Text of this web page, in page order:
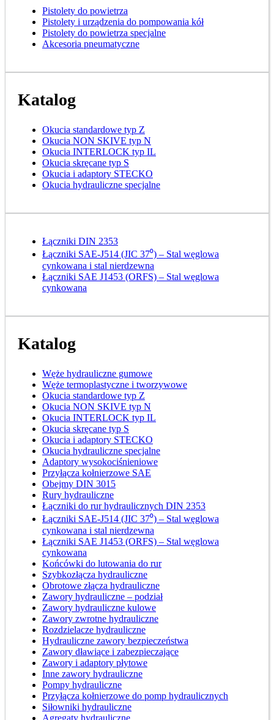
Pistolety do powietrza
Pistolety i urządzenia do pompowania kół
Pistolety do powietrza specjalne
Akcesoria pneumatyczne
Katalog
Okucia standardowe typ Z
Okucia NON SKIVE typ N
Okucia INTERLOCK typ IL
Okucia skręcane typ S
Okucia i adaptory STECKO
Okucia hydrauliczne specjalne
Łączniki DIN 2353
Łączniki SAE-J514 (JIC 37⁰) – Stal węglowa
cynkowana i stal nierdzewna
Łączniki SAE J1453 (ORFS) – Stal węglowa
cynkowana
Katalog
Węże hydrauliczne gumowe
Węże termoplastyczne i tworzywowe
Okucia standardowe typ Z
Okucia NON SKIVE typ N
Okucia INTERLOCK typ IL
Okucia skręcane typ S
Okucia i adaptory STECKO
Okucia hydrauliczne specjalne
Adaptory wysokociśnieniowe
Przyłącza kołnierzowe SAE
Obejmy DIN 3015
Rury hydrauliczne
Łączniki do rur hydraulicznych DIN 2353
Łączniki SAE-J514 (JIC 37⁰) – Stal węglowa
cynkowana i stal nierdzewna
Łączniki SAE J1453 (ORFS) – Stal węglowa
cynkowana
Końcówki do lutowania do rur
Szybkozłącza hydrauliczne
Obrotowe złącza hydrauliczne
Zawory hydrauliczne – podział
Zawory hydrauliczne kulowe
Zawory zwrotne hydrauliczne
Rozdzielacze hydrauliczne
Hydrauliczne zawory bezpieczeństwa
Zawory dławiące i zabezpieczające
Zawory i adaptory płytowe
Inne zawory hydrauliczne
Pompy hydrauliczne
Przyłącza kołnierzowe do pomp hydraulicznych
Siłowniki hydrauliczne
Agregaty hydrauliczne